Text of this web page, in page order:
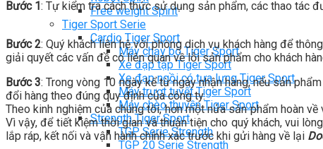
Free weight Spirit
Tiger Sport Serie
Cardio Tiger Sport
Máy chạy bộ Tiger Sport
Xe đạp tập Tiger Sport
Xe đạp ngồi có tựa lưng Tiger Sport
Máy trượt tuyết Tiger Sport
Máy chèo thuyền Tiger Sport
Strength Tiger Sport
TGP Serie Strength
TGP 20 Serie Strength
Bước 1: Tự kiểm tra cách thức sử dụng sản phẩm, các thao tác
Bước 2: Quý khách liên hệ với phòng dịch vụ khách hàng để
giải quyết các vấn đề có liên quan về lỗi sản phẩm cho khách
Bước 3: Trong vòng 10 ngày kể từ ngày nhận hàng, nếu sản
đổi hàng theo đúng quy định của công ty.
Theo kinh nghiệm của chúng tôi, hơn một nửa sản phẩm hoàn
Vì vậy, để tiết kiệm thời gian và thuận tiện cho quý khách, vui
lắp ráp, kết nối và vận hành chính xác trước khi gửi hàng về lại